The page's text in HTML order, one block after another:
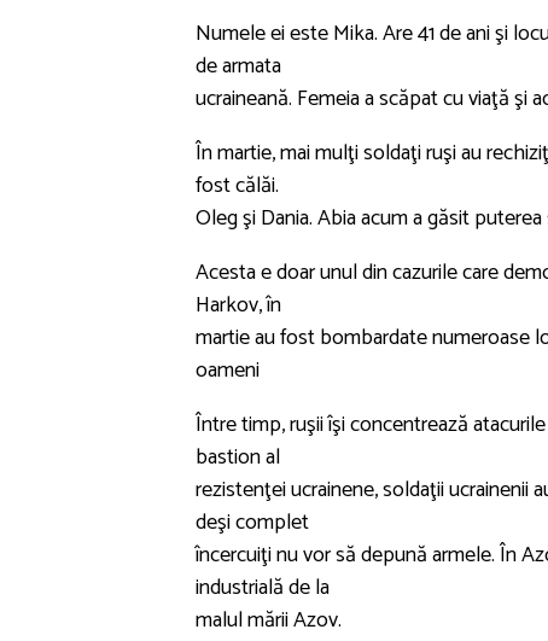
Numele ei este Mika. Are 41 de ani şi
de armata
ucraineană. Femeia a scăpat cu viaţă şi
În martie, mai mulţi soldaţi ruşi au
fost călăi.
Oleg şi Dania. Abia acum a găsit
Acesta e doar unul din cazurile care
Harkov, în
martie au fost bombardate numeroase
oameni
Între timp, ruşii îşi concentrează
bastion al
rezistenţei ucrainene, soldaţii ucrainenii
deşi complet
încercuiţi nu vor să depună armele. În
industrială de la
malul mării Azov.